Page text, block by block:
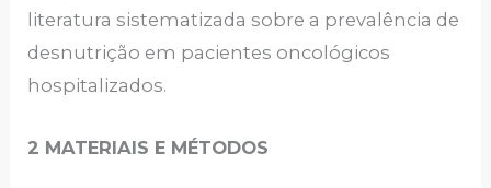
literatura sistematizada sobre a prevalência de
desnutrição em pacientes oncológicos
hospitalizados.
2 MATERIAIS E MÉTODOS